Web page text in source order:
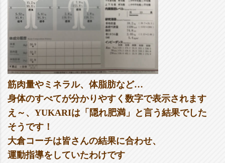
筋肉量やミネラル、体脂肪など…
身体のすべてが分かりやすく数字で表示されます
え～、YUKARIは「隠れ肥満」と言う結果でした
そうです！
大倉コーチは皆さんの結果に合わせ、
運動指導をしていたわけです